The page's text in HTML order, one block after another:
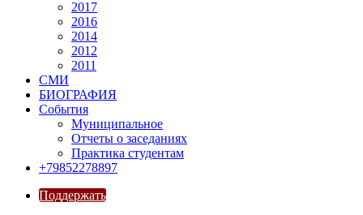
2017
2016
2014
2012
2011
СМИ
БИОГРАФИЯ
События
Муниципальное
Отчеты о заседаниях
Практика студентам
+79852278897
Поддержать